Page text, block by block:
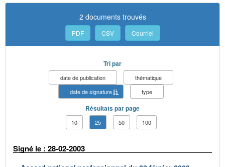
2 documents trouvés
PDF CSV Courriel
Tri par
date de publication
thématique
date de signature
type
Résultats par page
10 25 50 100
Signé le : 28-02-2003